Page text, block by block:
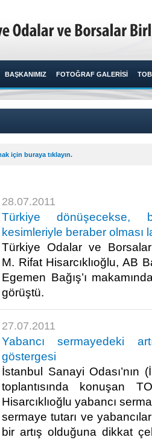
BAŞKANIMIZ FOTOĞRAF GALERİSİ
için buraya tıklayın.
28.07.2011
Türkiye dönüşecekse,
kesimleriyle beraber olması
Türkiye Odalar ve
M. Rifat Hisarcıklıoğlu, AB
Egemen Bağış’ı
görüştü. ​ ​
27.07.2011
Yabancı sermayedeki
göstergesi
İstanbul Sanayi Odası’nın
toplantısında konuşan
Hisarcıklıoğlu yabancı
sermaye tutarı ve
bir artış olduğuna dikkat